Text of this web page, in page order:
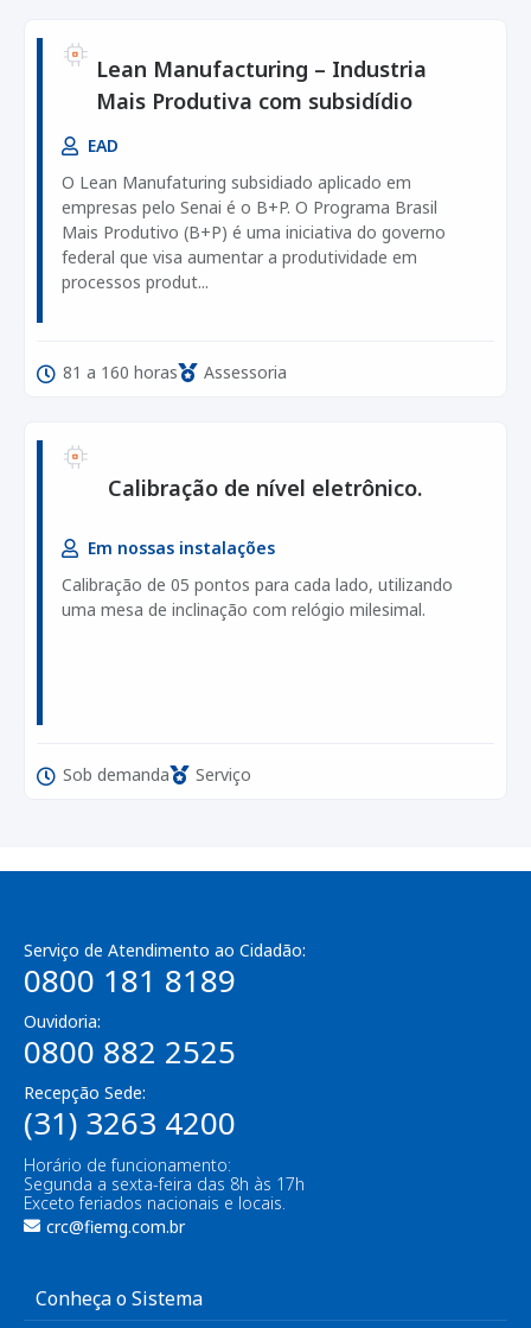
Lean Manufacturing – Industria
Mais Produtiva com subsidídio
EAD
O Lean Manufaturing subsidiado aplicado em
empresas pelo Senai é o B+P. O Programa Brasil
Mais Produtivo (B+P) é uma iniciativa do governo
federal que visa aumentar a produtividade em
processos produt...
81 a 160 horas Assessoria
Calibração de nível eletrônico.
Em nossas instalações
Calibração de 05 pontos para cada lado, utilizando
uma mesa de inclinação com relógio milesimal.
Sob demanda Serviço
Serviço de Atendimento ao Cidadão:
0800 181 8189
Ouvidoria:
0800 882 2525
Recepção Sede:
(31) 3263 4200
Horário de funcionamento:
Segunda a sexta-feira das 8h às 17h
Exceto feriados nacionais e locais.
crc@fiemg.com.br
Conheça o Sistema